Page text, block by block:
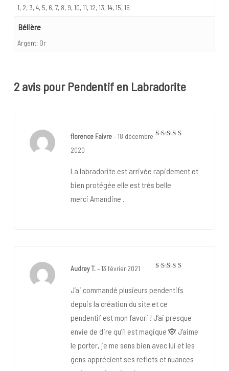
1, 2, 3, 4, 5, 6, 7, 8, 9, 10, 11, 12, 13, 14, 15, 16
Bélière
Argent, Or
2 avis pour Pendentif en Labradorite
florence Faivre–18 décembre
2020
La labradorite est arrivée rapidement et
bien protégée elle est trés belle
merci Amandine .
Audrey T.–13 février 2021
J’ai commandé plusieurs pendentifs
depuis la création du site et ce
pendentif est mon favori ! J’ai presque
envie de dire qu’il est magique 🙈 J’aime
le porter, je me sens bien avec lui et les
gens apprécient ses reflets et nuances